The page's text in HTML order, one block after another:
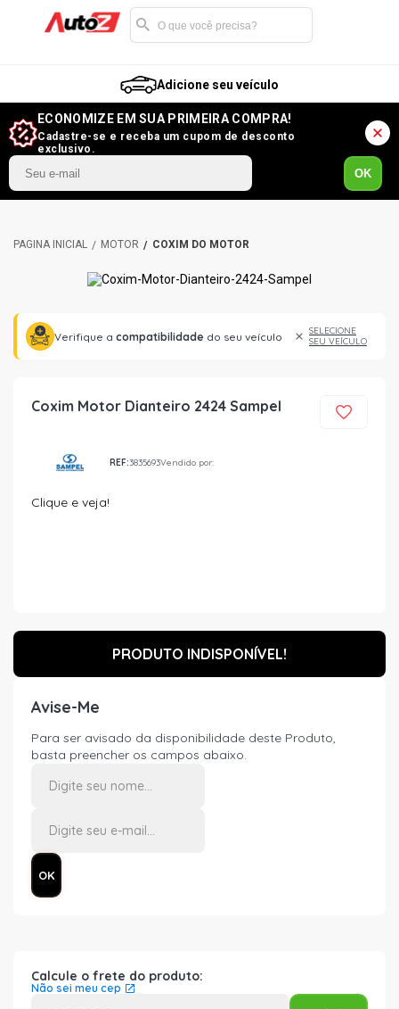
Adicione seu veículo
ECONOMIZE EM SUA PRIMEIRA COMPRA!
Cadastre-se e receba um cupom de desconto
exclusivo.
OK
MOTOR COXIM DO MOTOR
Verifique a compatibilidade do seu veículo
SELECIONE
SEU VEÍCULO
Coxim Motor Dianteiro 2424 Sampel
REF:3835693Vendido por:
Clique e veja!
PRODUTO INDISPONÍVEL!
Avise-Me
Para ser avisado da disponibilidade deste Produto,
basta preencher os campos abaixo.
Calcule o frete do produto:
Não sei meu cep